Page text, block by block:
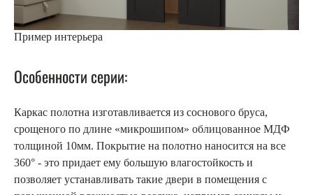
Пример интерьера
Особенности серии:
Каркас полотна изготавливается из соснового бруса,
срощеного по длине «микрошипом» облицованное МДФ
толщиной 10мм. Покрытие на полотно наносится на все
360° - это придает ему большую влагостойкость и
позволяет устанавливать такие двери в помещения с